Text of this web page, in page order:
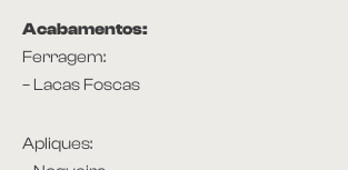
Acabamentos:
Ferragem:
– Lacas Foscas
Apliques: